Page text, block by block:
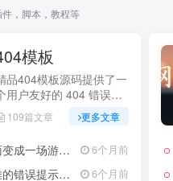
，脚本，教程等
模板
品404模板源码提供了一
用户友好的 404 错误页
。109篇文章 更多文章
场游戏体验 6个月前
误提示源码 6个月前